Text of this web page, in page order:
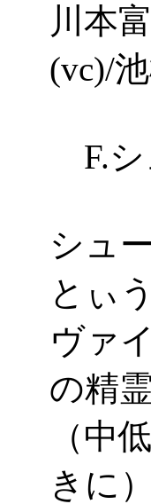
川本
(vc)/
F.シ
シュ
とぃ
ヴァ
の精
（中
きに）